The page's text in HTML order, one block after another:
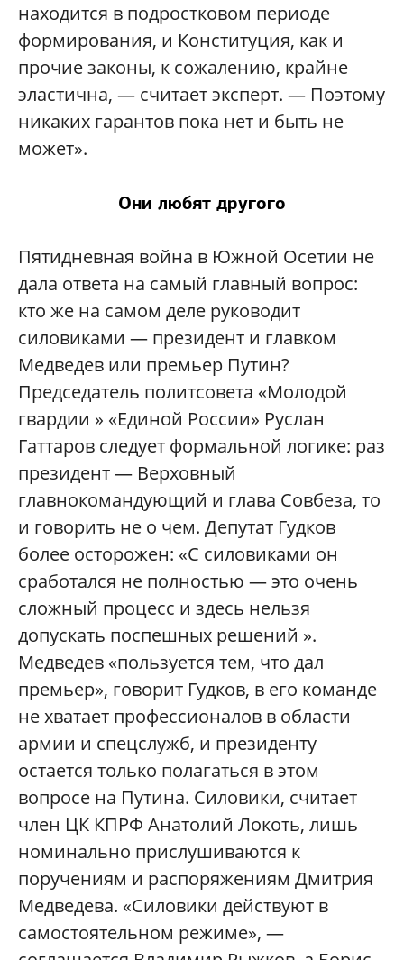
находится в подростковом периоде
формирования, и Конституция, как и
прочие законы, к сожалению, крайне
эластична, — считает эксперт. — Поэтому
никаких гарантов пока нет и быть не
может».
Они любят другого
Пятидневная война в Южной Осетии не
дала ответа на самый главный вопрос:
кто же на самом деле руководит
силовиками — президент и главком
Медведев или премьер Путин?
Председатель политсовета «Молодой
гвардии » «Единой России» Руслан
Гаттаров следует формальной логике: раз
президент — Верховный
главнокомандующий и глава Совбеза, то
и говорить не о чем. Депутат Гудков
более осторожен: «С силовиками он
сработался не полностью — это очень
сложный процесс и здесь нельзя
допускать поспешных решений ».
Медведев «пользуется тем, что дал
премьер», говорит Гудков, в его команде
не хватает профессионалов в области
армии и спецслужб, и президенту
остается только полагаться в этом
вопросе на Путина. Силовики, считает
член ЦК КПРФ Анатолий Локоть, лишь
номинально прислушиваются к
поручениям и распоряжениям Дмитрия
Медведева. «Силовики действуют в
самостоятельном режиме», —